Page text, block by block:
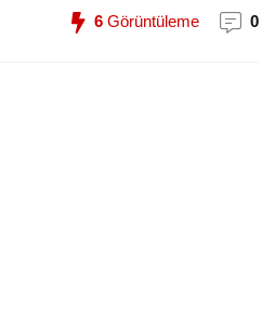
6 Görüntüleme 0